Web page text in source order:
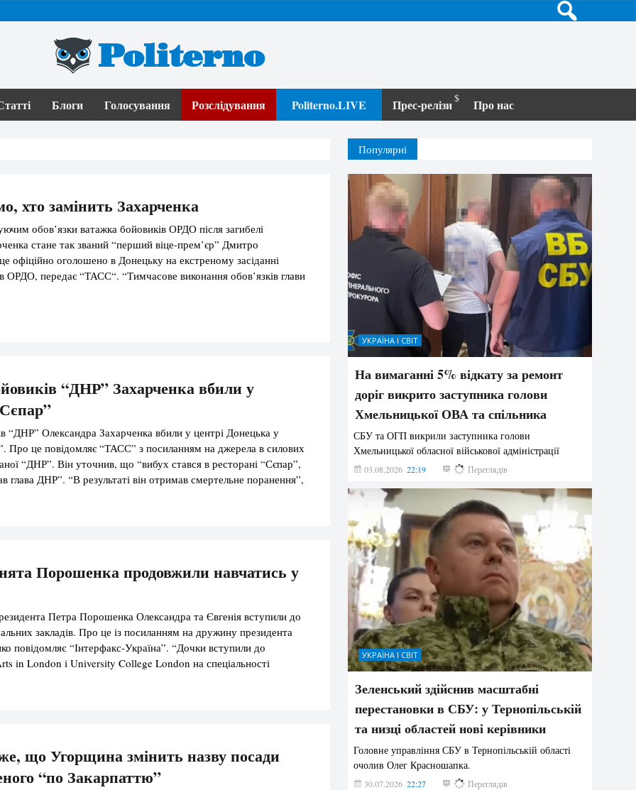
Politerno
Блоги Голосування Розслідування Politerno.LIVE Прес-релізи Про нас
хто замінить Захарченка
обов’язки ватажка бойовиків ОРДО після загибелі
стане так званий “перший віце-прем’єр” Дмитро
офіційно оголошено в Донецьку на екстреному засіданні
ОРДО, передає “ТАСС“. “Тимчасове виконання обов’язків глави
народної республіки (ДНР) згідно з Конституцією
“ДНР” Захарченка вбили у
“ДНР” Олександра Захарченка вбили у центрі Донецька у
Про це повідомляє “ТАСС” з посиланням на джерела в силових
“ДНР”. Він уточнив, що “вибух стався в ресторані “Сєпар”,
глава ДНР”. “В результаті він отримав смертельне поранення”,
Російський “Інтерфакс“, з посиланням на джерела в […]
Порошенка продовжили навчатись у
Петра Порошенка Олександра та Євгенія вступили до
закладів. Про це із посиланням на дружину президента
повідомляє “Інтерфакс-Україна”. “Дочки вступили до
in London і University College London на спеціальності
У цьому рішенні ми підтримали їх, щоб дати
що Угорщина змінить назву посади
“по Закарпаттю”
Популярні
УКРАЇНА І СВІТ
На вимаганні 5% відкату за ремонт
доріг викрито заступника голови
Хмельницької ОВА та спільника
СБУ та ОГП викрили заступника голови
Хмельницької обласної військової адміністрації
03.08.2026 22:19 829 Переглядів
УКРАЇНА І СВІТ
Зеленський здійснив масштабні
перестановки в СБУ: у Тернопільській
та низці областей нові керівники
Головне управління СБУ в Тернопільській області
очолив Олег Красношапка.
30.07.2026 22:27 615 Переглядів